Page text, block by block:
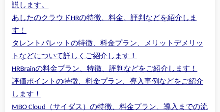
説します。
あしたのクラウドHRの特徴、料金、評判などを紹介しま
す！
タレントパレットの特徴、料金プラン、メリットデメリッ
トなどについて詳しくご紹介します！
HRBrainの料金プラン、特徴、評判などをご紹介します！
評価ポイントの特徴、料金プラン、導入事例などをご紹介
します！
MBO Cloud（サイダス）の特徴、料金プラン、導入までの流